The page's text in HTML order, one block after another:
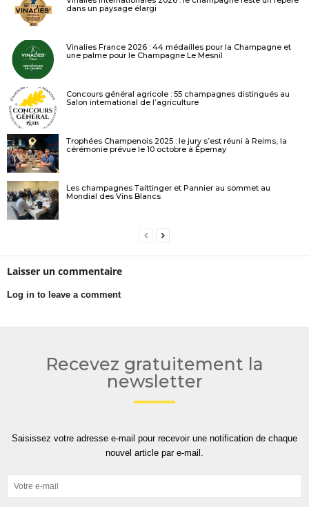
dans un paysage élargi
Vinalies France 2026 : 44 médailles pour la Champagne et
une palme pour le Champagne Le Mesnil
Concours général agricole : 55 champagnes distingués au
Salon international de l’agriculture
Trophées Champenois 2025 : le jury s’est réuni à Reims, la
cérémonie prévue le 10 octobre à Épernay
Les champagnes Taittinger et Pannier au sommet au
Mondial des Vins Blancs
Laisser un commentaire
Log in to leave a comment
Recevez gratuitement la
newsletter
Saisissez votre adresse e-mail pour recevoir une notification de chaque
nouvel article par e-mail.